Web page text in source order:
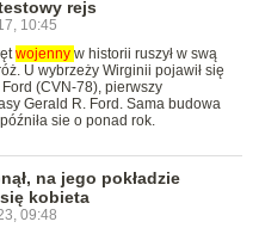
rejs
10:45
wojenny w historii ruszył w swą
U wybrzeży Wirginii pojawił się
(CVN-78), pierwszy
Gerald R. Ford. Sama budowa
sie o ponad rok.
na jego pokładzie
kobieta
09:48